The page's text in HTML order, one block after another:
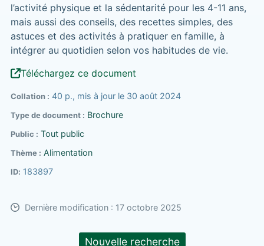
l’activité physique et la sédentarité pour les 4-11 ans,
mais aussi des conseils, des recettes simples, des
astuces et des activités à pratiquer en famille, à
intégrer au quotidien selon vos habitudes de vie.
Téléchargez ce document
Collation 40 p., mis à jour le 30 août 2024
Type de document Brochure
Public Tout public
Thème Alimentation
ID 183897
Dernière modification : 17 octobre 2025
Nouvelle recherche